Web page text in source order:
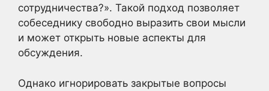
сотрудничества?». Такой подход позволяет
собеседнику свободно выразить свои мысли
и может открыть новые аспекты для
обсуждения.
Однако игнорировать закрытые вопросы